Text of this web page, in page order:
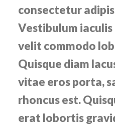
consectetur
Vestibulum iaculis
velit commodo
Quisque diam
vitae eros porta,
rhoncus est.
erat lobortis